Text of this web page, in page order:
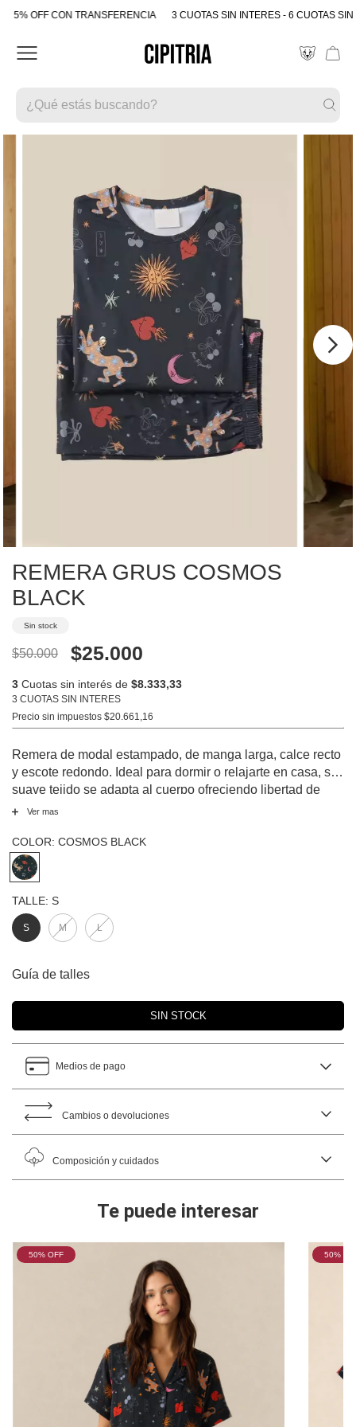
5% OFF CON TRANSFERENCIA 3 CUOTAS SIN INTERES - 6 CUOTAS
REMERA GRUS COSMOS
BLACK
Sin stock
$50.000 $25.000
3 Cuotas sin interés de $8.333,33
3 CUOTAS SIN INTERES
Precio sin impuestos $20.661,16
Remera de modal estampado, de manga larga, calce recto
y escote redondo. Ideal para dormir o relajarte en casa, su
suave tejido se adapta al cuerpo ofreciendo libertad de
movimiento y una sensación agradable al tacto. Su diseño
para tus momentos de descanso.
Ver mas
TALLE: S
S M L
COLOR: COSMOS BLACK
Guía de talles
Medios de pago
Cambios o devoluciones
Composición y cuidados
Te puede interesar
50% OFF 50%